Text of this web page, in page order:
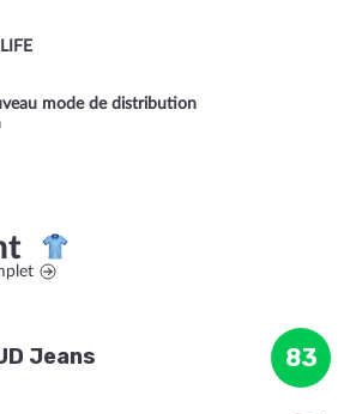
mode de distribution
Jeans 83